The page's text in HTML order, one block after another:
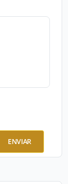
ENVIAR